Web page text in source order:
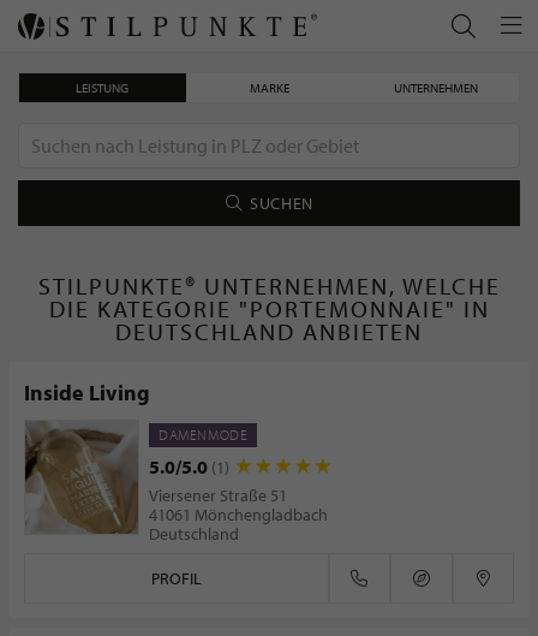
LEISTUNG MARKE UNTERNEHMEN
SUCHEN
STILPUNKTE® UNTERNEHMEN, WELCHE
DIE KATEGORIE "PORTEMONNAIE" IN
DEUTSCHLAND ANBIETEN
Inside Living
DAMENMODE
5.0/5.0 (1)
Viersener Straße 51
41061 Mönchengladbach
Deutschland
PROFIL